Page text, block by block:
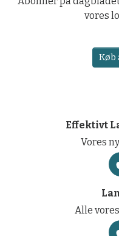
vores
Køb
Effektivt
Vores
Alle